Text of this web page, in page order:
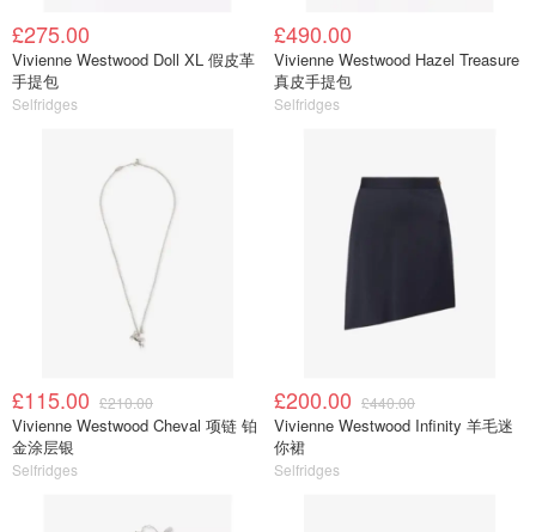
£275.00
Vivienne Westwood Doll XL 假皮革
手提包
Selfridges
£490.00
Vivienne Westwood Hazel Treasure
真皮手提包
Selfridges
£115.00 £210.00
Vivienne Westwood Cheval 项链 铂
金涂层银
Selfridges
£200.00 £440.00
Vivienne Westwood Infinity 羊毛迷
你裙
Selfridges